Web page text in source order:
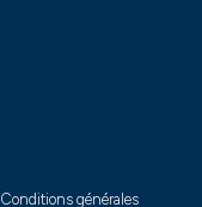
Conditions générales